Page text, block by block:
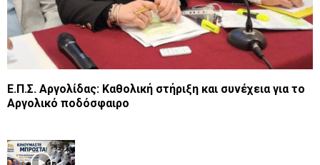
Ε.Π.Σ. Αργολίδας: Καθολική στήριξη και συνέχεια για το
Αργολικό ποδόσφαιρο